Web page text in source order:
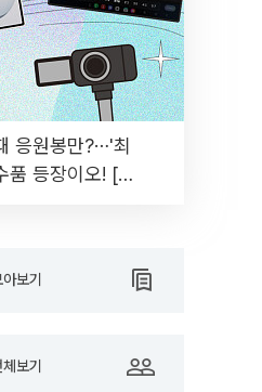
응원봉만?⋯'최
품 등장이오! [솔
보기
보기